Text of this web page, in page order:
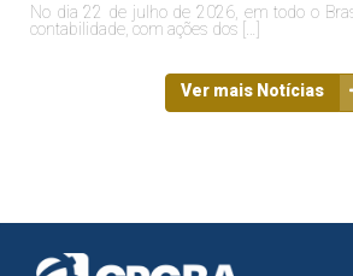
No dia 22 de julho de 2026, em todo o
contabilidade, com ações dos […]
Ver mais Notícias